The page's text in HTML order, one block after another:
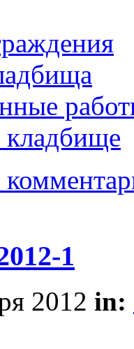
кладбище
1
2012 in: